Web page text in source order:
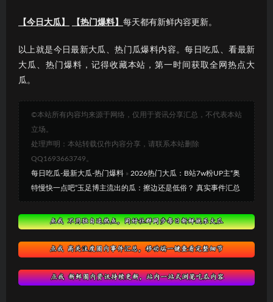
【今日大瓜】 【热门爆料】 每天都有新鲜内容更新。
以上就是今日最新大瓜、热门瓜爆料内容。每日吃瓜、看最新
大瓜、热门爆料，记得收藏本站，第一时间获取全网热点大
瓜。
©本站所有内容均来源于网络，仅用于资讯分享汇总，不代表本站
立场。
处理声明：本站转载仅作内容分享，请联系本站删除
QQ1693663749。
每日吃瓜-最新大瓜-热门爆料 » 2026热门大瓜：B站7w粉UP主“奥
特慢快一点吧”玉足博主流出的瓜：擦边还是低俗？ 真实事件汇总